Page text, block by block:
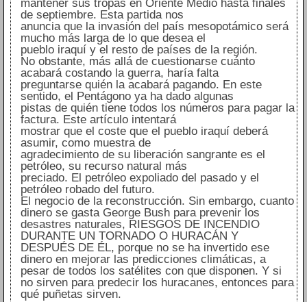
mantener sus tropas en Oriente Medio hasta finales
de septiembre. Esta partida nos
anuncia que la invasión del país mesopotámico será
mucho más larga de lo que desea el
pueblo iraquí y el resto de países de la región.
No obstante, más allá de cuestionarse cuánto
acabará costando la guerra, haría falta
preguntarse quién la acabará pagando. En este
sentido, el Pentágono ya ha dado algunas
pistas de quién tiene todos los números para pagar la
factura. Este artículo intentará
mostrar que el coste que el pueblo iraquí deberá
asumir, como muestra de
agradecimiento de su liberación sangrante es el
petróleo, su recurso natural más
preciado. El petróleo expoliado del pasado y el
petróleo robado del futuro.
El negocio de la reconstrucción. Sin embargo, cuanto
dinero se gasta George Bush para prevenir los
desastres naturales, RIESGOS DE INCENDIO
DURANTE UN TORNADO O HURACÁN Y
DESPUÉS DE ÉL, porque no se ha invertido ese
dinero en mejorar las predicciones climáticas, a
pesar de todos los satélites con que disponen. Y si
no sirven para predecir los huracanes, entonces para
qué puñetas sirven.